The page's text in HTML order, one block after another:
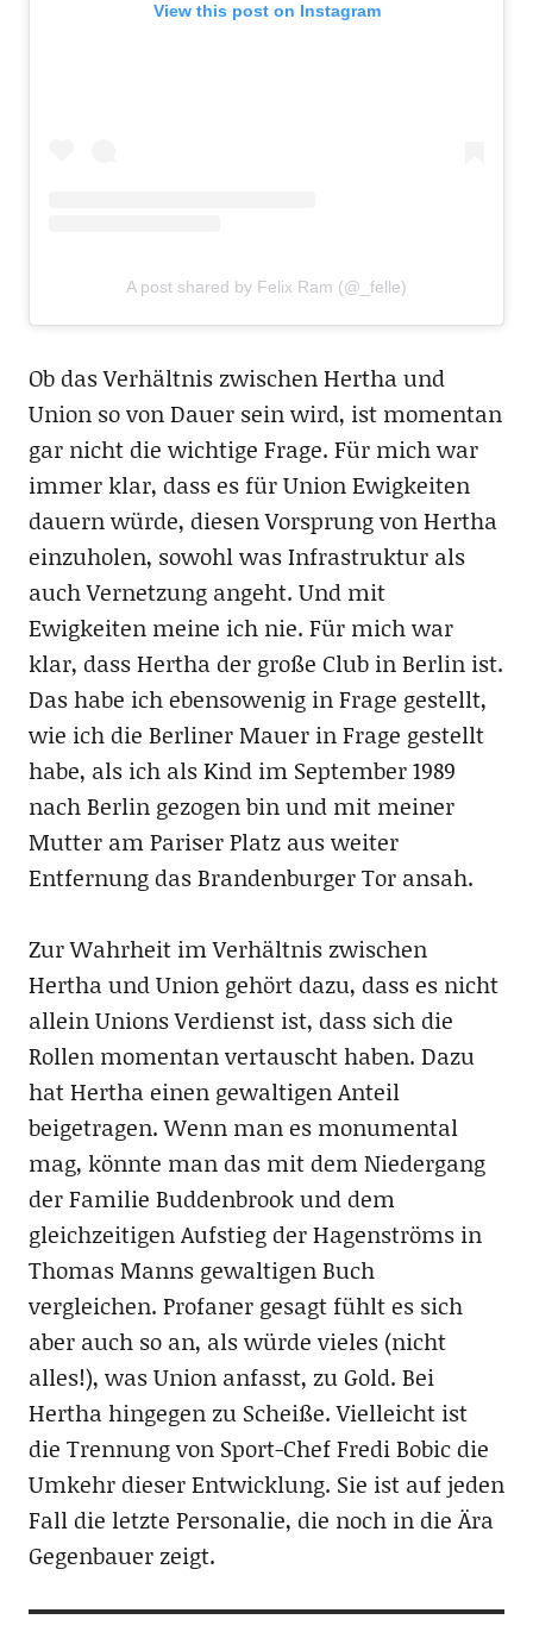
View this post on Instagram
A post shared by Felix Ram (@_felle)
Ob das Verhältnis zwischen Hertha und
Union so von Dauer sein wird, ist momentan
gar nicht die wichtige Frage. Für mich war
immer klar, dass es für Union Ewigkeiten
dauern würde, diesen Vorsprung von Hertha
einzuholen, sowohl was Infrastruktur als
auch Vernetzung angeht. Und mit
Ewigkeiten meine ich nie. Für mich war
klar, dass Hertha der große Club in Berlin ist.
Das habe ich ebensowenig in Frage gestellt,
wie ich die Berliner Mauer in Frage gestellt
habe, als ich als Kind im September 1989
nach Berlin gezogen bin und mit meiner
Mutter am Pariser Platz aus weiter
Entfernung das Brandenburger Tor ansah.
Zur Wahrheit im Verhältnis zwischen
Hertha und Union gehört dazu, dass es nicht
allein Unions Verdienst ist, dass sich die
Rollen momentan vertauscht haben. Dazu
hat Hertha einen gewaltigen Anteil
beigetragen. Wenn man es monumental
mag, könnte man das mit dem Niedergang
der Familie Buddenbrook und dem
gleichzeitigen Aufstieg der Hagenströms in
Thomas Manns gewaltigen Buch
vergleichen. Profaner gesagt fühlt es sich
aber auch so an, als würde vieles (nicht
alles!), was Union anfasst, zu Gold. Bei
Hertha hingegen zu Scheiße. Vielleicht ist
die Trennung von Sport-Chef Fredi Bobic die
Umkehr dieser Entwicklung. Sie ist auf jeden
Fall die letzte Personalie, die noch in die Ära
Gegenbauer zeigt.